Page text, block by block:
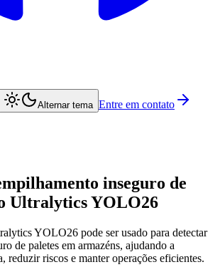
Alternar tema Entre em contato
inseguro de
Ultralytics YOLO26
YOLO26 pode ser usado para detectar
de paletes em armazéns, ajudando a
reduzir riscos e manter operações eficientes.